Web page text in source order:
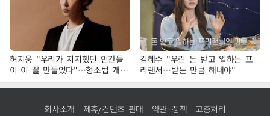
허지웅 "우리가 지지했던 인간들
이 이 꼴 만들었다"…형소법 개정
에 격한 반응
김혜수 "우린 돈 받고 일하는 프
리랜서…받는 만큼 해내야"
회사소개 제휴/컨텐츠 판매 약관·정책 고충처리